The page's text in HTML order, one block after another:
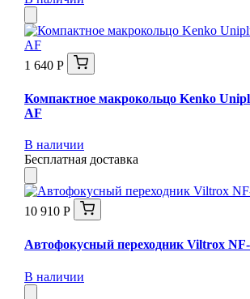
1 640 Р
Компактное макрокольцо Kenko
AF
В наличии
Бесплатная доставка
10 910 Р
Автофокусный переходник Viltrox
В наличии